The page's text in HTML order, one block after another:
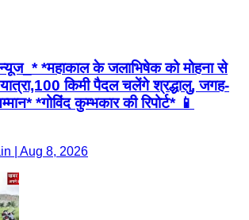
*महाकाल के जलाभिषेक को मोहना से
किमी पैदल चलेंगे श्रद्धालु, जगह-
*गोविंद कुम्भकार की रिपोर्ट* 📱
| Aug 8, 2026